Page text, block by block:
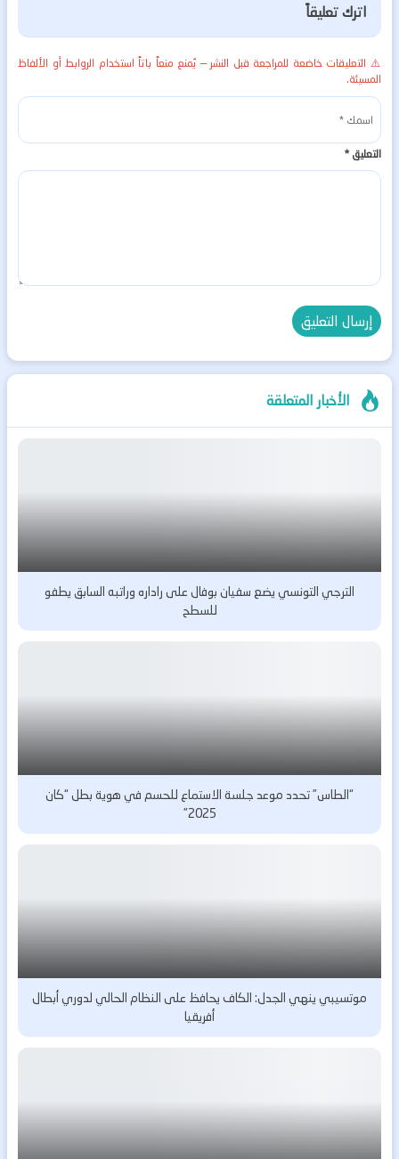
اترك تعليقاً
⚠️ التعليقات خاضعة للمراجعة قبل النشر — يُمنع منعاً باتاً استخدام الروابط أو الألفاظ
المسيئة.
التعليق*
الأخبار المتعلقة
الترجي التونسي يضع سفيان بوفال على راداره وراتبه السابق يطفو
للسطح
“الطاس” تحدد موعد جلسة الاستماع للحسم في هوية بطل “كان
2025”
موتسيبي ينهي الجدل: الكاف يحافظ على النظام الحالي لدوري أبطال
أفريقيا